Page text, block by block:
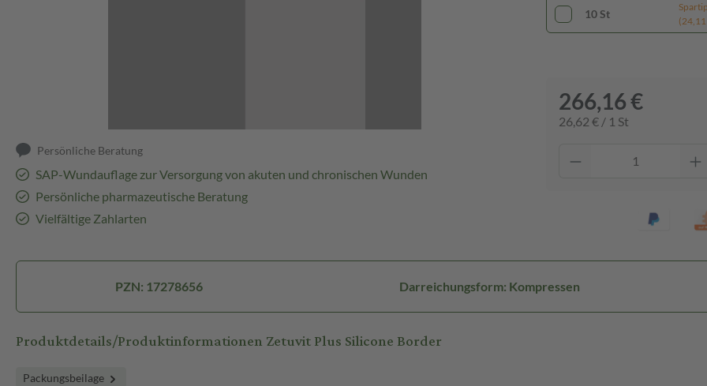
Persönliche Beratung
SAP-Wundauflage zur Versorgung von akuten und chronischen Wunden
Persönliche pharmazeutische Beratung
Vielfältige Zahlarten
10 St
(24,11
266,16 €
26,62 € / 1 St
PZN: 17278656 Darreichungsform: Kompressen
Produktdetails/Produktinformationen Zetuvit Plus Silicone Border
Packungsbeilage